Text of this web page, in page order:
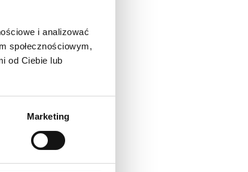
i analizować
społecznościowym,
od Ciebie lub
Marketing